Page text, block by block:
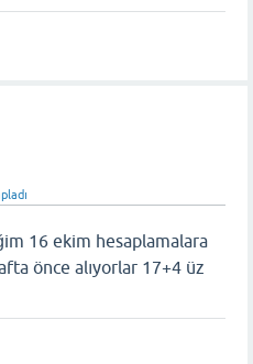
16 ekim hesaplamalara
önce alıyorlar 17+4 üz